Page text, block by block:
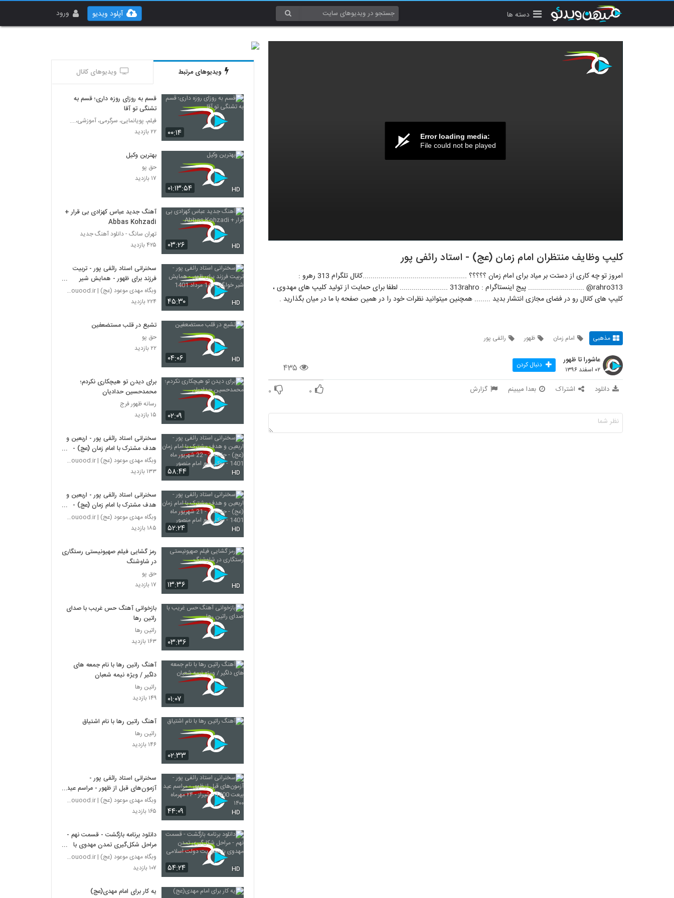
دسته ها ورود آپلود ویدیو
Error loading media:
File could not be played
کلیپ وظایف منتظران امام زمان (عج) - استاد رائفی پور
امروز تو چه کاری از دستت بر میاد برای امام زمان ؟؟؟؟؟ ....................................................کانال تلگرام 313 رهرو :
rahro313@ ............................ پیج اینستاگرام : 313rahro ........................ لطفا برای حمایت از تولید کلیپ های مهدوی ،
کلیپ های کانال رو در فضای مجازی انتشار بدید ........ همچنین میتوانید نظرات خود را در همین صفحه با ما در میان بگذارید .
مذهبی امام زمان ظهور رائفی پور
۴۳۵
عاشورا تا ظهور
۰۲ اسفند ۱۳۹۶ دنبال کردن
دانلود اشتراک بعدا میبینم گزارش ۰ ۰
ویدیوهای مرتبط ویدیوهای کانال
۰۰:۱۴
قسم به روزای روزه داری؛ قسم به
تشنگی تو آقا
فیلم، پویانمایی، سرگرمی، آموزشی،....
۲۲ بازدید
۰۱:۱۳:۵۴ HD
بهترین وکیل
حق پو
۱۷ بازدید
۰۳:۲۶ HD
آهنگ جدید عباس کهزادی بی قرار +
Abbas Kohzadi
تهران سانگ - دانلود آهنگ جدید
۴۲۵ بازدید
۴۵:۳۰ HD
سخنرانی استاد رائفی پور - تربیت
فرزند برای ظهور - همایش شیر
خوارگان - 14 مرداد 1401
وبگاه مهدی موعود (عج) | mahdimouood.ir
۲۲۴ بازدید
۰۴:۰۶ HD
تشیع در قلب مستضعفین
حق پو
۲۲ بازدید
۰۲:۰۹
برای دیدن تو هیچکاری نکردم؛
محمدحسین حدادیان
رسانه ظهور فرج
۱۵ بازدید
۵۸:۴۴ HD
سخنرانی استاد رائفی پور - اربعین و
هدف مشترک با امام زمان (عج) -
جلسه 2 - 22 شهریور ماه 1401 -
موکب مع امام منصور
وبگاه مهدی موعود (عج) | mahdimouood.ir
۱۳۳ بازدید
۵۲:۲۴ HD
سخنرانی استاد رائفی پور - اربعین و
هدف مشترک با امام زمان (عج) -
جلسه 1 - 21 شهریور ماه 1401 -
موکب مع امام منصور
وبگاه مهدی موعود (عج) | mahdimouood.ir
۱۸۵ بازدید
۱۳:۳۶ HD
رمز گشایی فیلم صهیونیستی رستگاری
در شاوشنگ
حق پو
۱۷ بازدید
۰۳:۳۶
بازخوانی آهنگ حس غریب با صدای
راتین رها
راتین رها
۱۶۳ بازدید
۰۱:۰۷
آهنگ راتین رها با نام جمعه های
دلگیر / ویژه نیمه شعبان
راتین رها
۱۴۹ بازدید
۰۲:۳۳
آهنگ راتین رها با نام اشتیاق
راتین رها
۱۴۶ بازدید
۴۴:۰۹ HD
سخنرانی استاد رائفی پور -
آزمون‌های قبل از ظهور - مراسم عید
بیعت 1400 - شیراز - ۲۴ مهرماه
۱۴۰۰
وبگاه مهدی موعود (عج) | mahdimouood.ir
۱۶۵ بازدید
۵۴:۲۴ HD
دانلود برنامه بازگشت - قسمت نهم -
مراحل شکل‌گیری تمدن مهدوی با
محوریت دولت اسلامی
وبگاه مهدی موعود (عج) | mahdimouood.ir
۱۰۷ بازدید
یه کار برای امام مهدی(عج)